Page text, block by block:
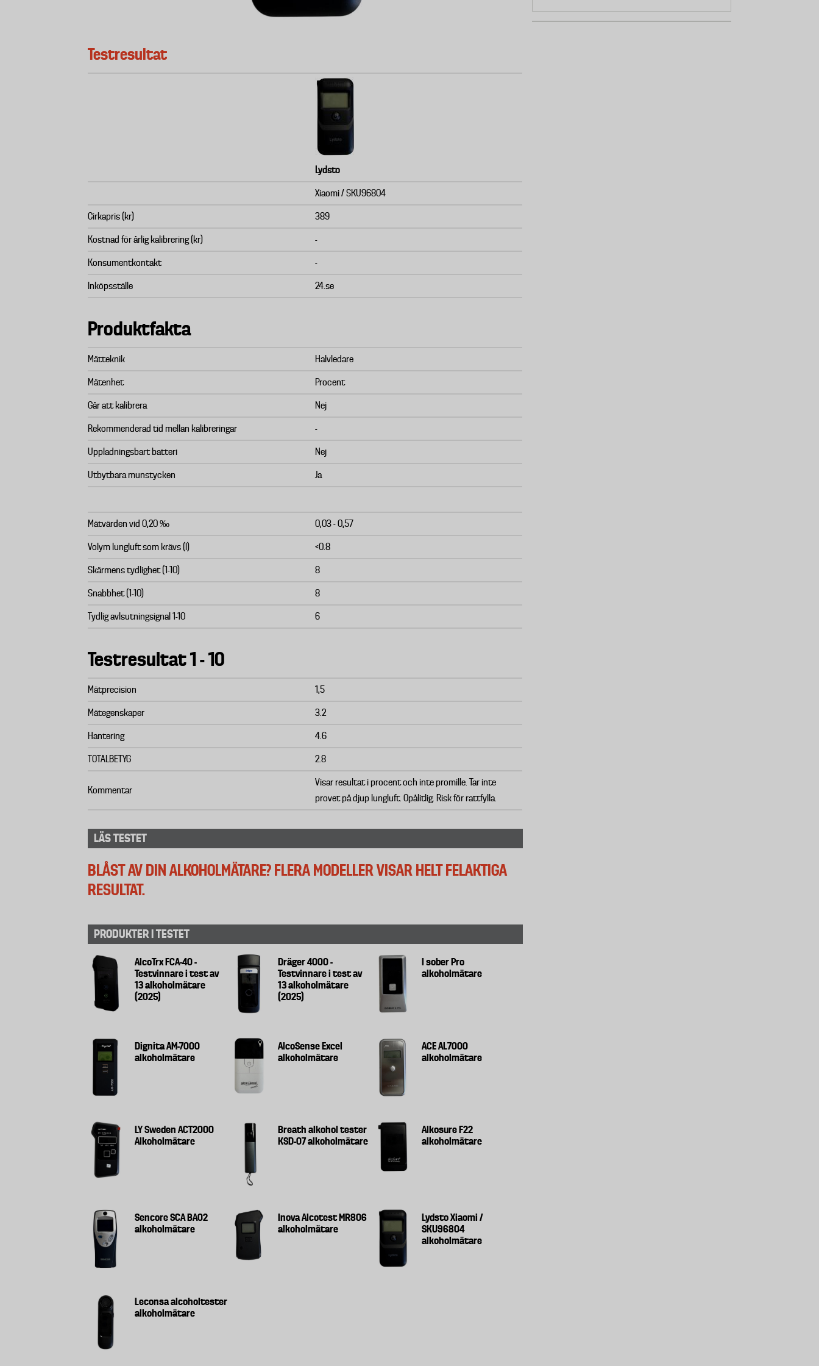
Testresultat
Lydsto
Xiaomi / SKU96804
Cirkapris (kr) 389
Kostnad för årlig kalibrering (kr) -
Konsumentkontakt -
Inköpsställe 24.se
Produktfakta
Mätteknik Halvledare
Mätenhet Procent
Går att kalibrera Nej
Rekommenderad tid mellan kalibreringar -
Uppladningsbart batteri Nej
Utbytbara munstycken Ja
Mätvärden vid 0,20 ‰ 0,03 - 0,57
Volym lungluft som krävs (l) <0.8
Skärmens tydlighet (1-10) 8
Snabbhet (1-10) 8
Tydlig avlsutningsignal 1-10 6
Testresultat 1 - 10
Mätprecision 1,5
Mätegenskaper 3.2
Hantering 4.6
TOTALBETYG 2.8
Kommentar
Visar resultat i procent och inte promille. Tar inte
provet på djup lungluft. Opålitlig. Risk för rattfylla.
LÄS TESTET
BLÅST AV DIN ALKOHOLMÄTARE? FLERA MODELLER VISAR HELT FELAKTIGA
RESULTAT.
PRODUKTER I TESTET
AlcoTrx FCA-40 -
Testvinnare i test av
13 alkoholmätare
(2025)
Dräger 4000 -
Testvinnare i test av
13 alkoholmätare
(2025)
I sober Pro
alkoholmätare
Dignita AM-7000
alkoholmätare
AlcoSense Excel
alkoholmätare
ACE AL7000
alkoholmätare
LY Sweden ACT2000
Alkoholmätare
Breath alkohol tester
KSD-07 alkoholmätare
Alkosure F22
alkoholmätare
Sencore SCA BA02
alkoholmätare
Inova Alcotest MR806
alkoholmätare
Lydsto Xiaomi /
SKU96804
alkoholmätare
Leconsa alcoholtester
alkoholmätare